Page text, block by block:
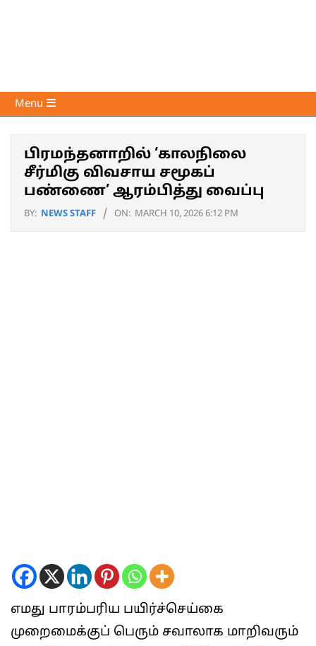
Voice
of
Primary
Navigation
Menu
பிரமந்தனாறில் ‘காலநிலை
சீர்மிகு விவசாய சமூகப்
பண்ணை’ ஆரம்பித்து வைப்பு
BY: NEWS STAFF ON: MARCH 10, 2026 6:12 PM
எமது பாரம்பரிய பயிர்ச்செய்கை
முறைமைக்குப் பெரும் சவாலாக மாறிவரும்